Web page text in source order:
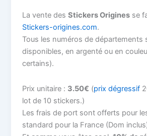
La vente desStickers Origines se
Stickers-origines.com.
Tous les numéros de départements
disponibles, en argenté ou en
certains).
Prix unitaire : 3.50€ (prix dégressif
lot de 10 stickers.)
Les frais de port sont offerts pour
standard pour la France (Dom